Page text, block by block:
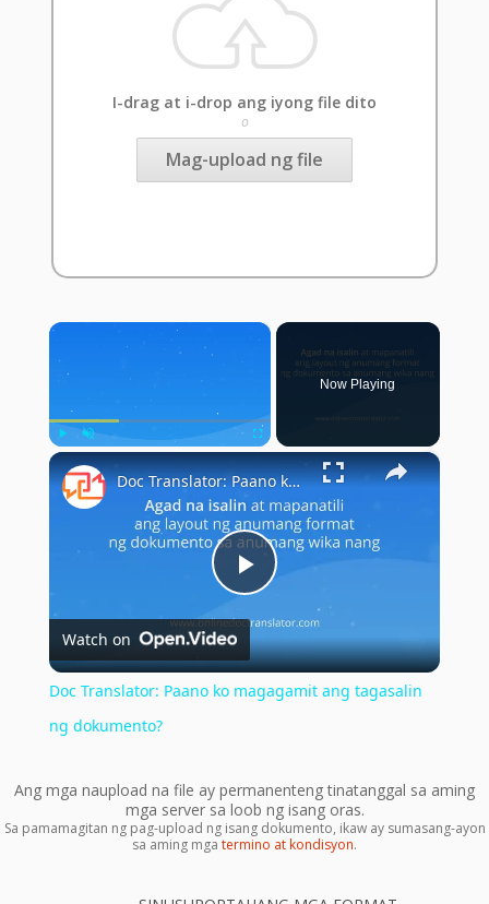
I-drag at i-drop ang iyong file dito
o
Mag-upload ng file
×
Play Unmute Fullscreen
Now Playing
×
Play
Video
Doc Translator: Paano ko magagamit ang tagasalin ng dokumento?
Watch on
Doc Translator: Paano ko magagamit ang tagasalin
ng dokumento?
Ang mga naupload na file ay permanenteng tinatanggal sa aming
mga server sa loob ng isang oras.
Sa pamamagitan ng pag-upload ng isang dokumento, ikaw ay sumasang-ayon
sa aming mga termino at kondisyon.